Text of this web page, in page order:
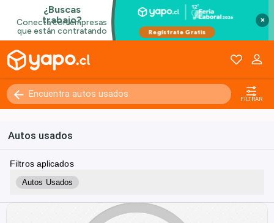
×
FILTRAR
Autos usados
Filtros aplicados
Autos Usados